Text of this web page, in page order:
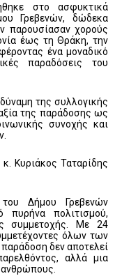
στο ασφυκτικά
Γρεβενών, δώδεκα
παρουσίασαν χορούς
έως τη Θράκη, την
ένα μοναδικό
παραδόσεις του
της συλλογικής
της παράδοσης ως
συνοχής και
Κυριάκος Ταταρίδης
Δήμου Γρεβενών
πυρήνα πολιτισμού,
συμμετοχής. Με 24
όλων των
παράδοση δεν αποτελεί
αλλά μια
ανθρώπους.